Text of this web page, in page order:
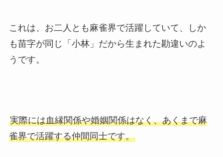
これは、お二人とも麻雀界で活躍していて、しか
も苗字が同じ「小林」だから生まれた勘違いのよ
うです。
実際には血縁関係や婚姻関係はなく、あくまで麻
雀界で活躍する仲間同士です。